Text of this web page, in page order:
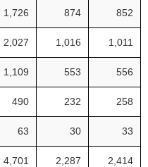
1,726 874 852
2,027 1,016 1,011
1,109 553 556
490 232 258
63 30 33
4,701 2,287 2,414